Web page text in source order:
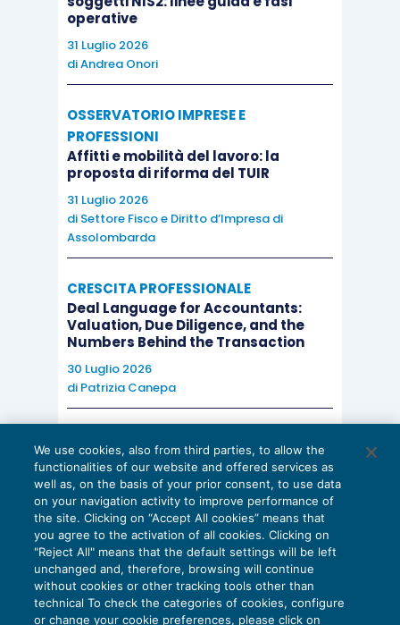
operative
31 Luglio 2026
diAndrea Onori
OSSERVATORIO IMPRESE E
PROFESSIONI
Affitti e mobilità del lavoro: la
proposta di riforma del TUIR
31 Luglio 2026
di Settore Fisco e Diritto d’Impresa di
Assolombarda
CRESCITA PROFESSIONALE
Deal Language for Accountants:
Valuation, Due Diligence, and the
Numbers Behind the Transaction
30 Luglio 2026
di Patrizia Canepa
EU AI Act e studi professionali: le
scadenze concrete
27 Luglio 2026
di Diego BarberieStefano Dovier
We use cookies, also from third parties, to allow the
functionalities of our website and offered services as
well as, on the basis of your prior consent, to use data
on your navigation activity to improve performance of
the site. Clicking on “Accept All cookies” means that
you agree to the activation of all cookies. Clicking on
"Reject All" means that the default settings will be left
unchanged and, therefore, browsing will continue
without cookies or other tracking tools other than
technical To check the categories of cookies, configure
or change your cookie preferences, please click on